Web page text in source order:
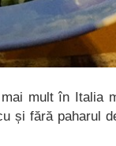
mult în Italia
și fără paharul